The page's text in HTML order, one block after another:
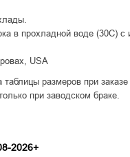
в прохладной воде (30С)
USA
размеров при
при заводском браке.
2026+